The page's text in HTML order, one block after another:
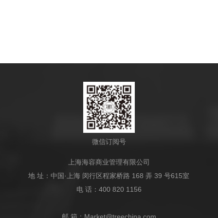
微信订阅号
上海海容商业管理有限公司
地 址：中国·上海 闵行区程家桥路 168 弄 39 号615室
电 话：400 820 1156